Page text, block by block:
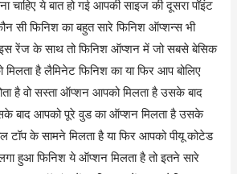
चाहिए ये बात हो गई आपकी साइज की दूसरा पॉइंट
सी फिनिश का बहुत सारे फिनिश ऑप्शन्स भी
रेंज के साथ तो फिनिश ऑप्शन में जो सबसे बेसिक
है लैमिनेट फिनिश का या फिर आप बोलिए
है वो सस्ता ऑप्शन आपको मिलता है उसके बाद
बाद आपको पूरे वुड का ऑप्शन मिलता है उसके
टॉप के सामने मिलता है या फिर आपको पीयू कोटेड
हुआ फिनिश ये ऑप्शन मिलता है तो इतने सारे